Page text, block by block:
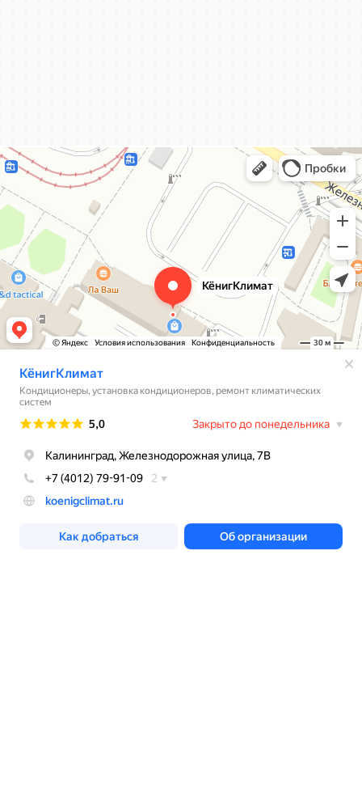
КёнигКлимат
Кондиционеры в Калининграде
Установка кондиционеров в Калининграде